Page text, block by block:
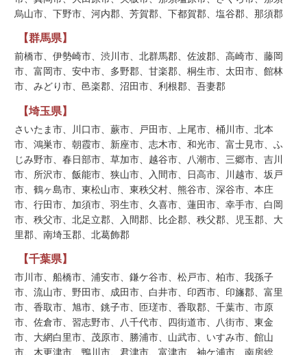
烏山市、下野市、河内郡、芳賀郡、下都賀郡、塩谷郡、那須郡
【群馬県】
前橋市、伊勢崎市、渋川市、北群馬郡、佐波郡、高崎市、藤岡
市、富岡市、安中市、多野郡、甘楽郡、桐生市、太田市、館林
市、みどり市、邑楽郡、沼田市、利根郡、吾妻郡
【埼玉県】
さいたま市、川口市、蕨市、戸田市、上尾市、桶川市、北本
市、鴻巣市、朝霞市、新座市、志木市、和光市、富士見市、ふ
じみ野市、春日部市、草加市、越谷市、八潮市、三郷市、吉川
市、所沢市、飯能市、狭山市、入間市、日高市、川越市、坂戸
市、鶴ヶ島市、東松山市、東秩父村、熊谷市、深谷市、本庄
市、行田市、加須市、羽生市、久喜市、蓮田市、幸手市、白岡
市、秩父市、北足立郡、入間郡、比企郡、秩父郡、児玉郡、大
里郡、南埼玉郡、北葛飾郡
【千葉県】
市川市、船橋市、浦安市、鎌ケ谷市、松戸市、柏市、我孫子
市、流山市、野田市、成田市、白井市、印西市、印旛郡、富里
市、香取市、旭市、銚子市、匝瑳市、香取郡、千葉市、市原
市、佐倉市、習志野市、八千代市、四街道市、八街市、東金
市、大網白里市、茂原市、勝浦市、山武市、いすみ市、館山
市、木更津市、鴨川市、君津市、富津市、袖ケ浦市、南房総